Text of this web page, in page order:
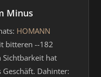
Minus
HOMANN
bitteren --182
Sichtbarkeit hat
Dahinter: